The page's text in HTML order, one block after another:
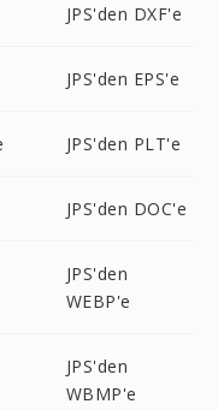
JPS'den DXF'e
JPS'den EPS'e
JPS'den PLT'e
JPS'den DOC'e
JPS'den
WEBP'e
JPS'den
WBMP'e